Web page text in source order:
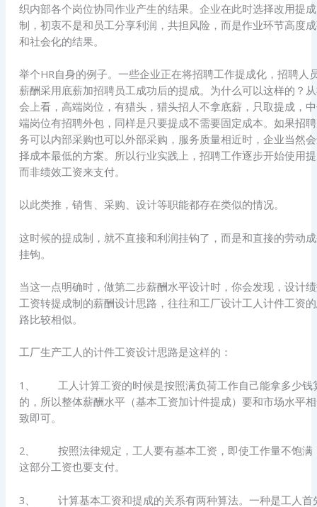
织内部各个岗位协同作业产生的结果。企业在此时选择改用提成
制，初衷不是和员工分享利润，共担风险，而是作业环节高度
和社会化的结果。
举个HR自身的例子。一些企业正在将招聘工作提成化，招聘人
薪酬采用底薪加招聘员工成功后的提成。为什么可以这样的？
会上看，高端岗位，有猎头，猎头招人不拿底薪，只取提成，
端岗位有招聘外包，同样是只要提成不需要固定成本。如果招
务可以内部采购也可以外部采购，服务质量相近时，企业当然
择成本最低的方案。所以行业实践上，招聘工作逐步开始使用
而非绩效工资来支付。
以此类推，销售、采购、设计等职能都存在类似的情况。
这时候的提成制，就不直接和利润挂钩了，而是和直接的劳动
挂钩。
当这一点明确时，做第二步薪酬水平设计时，你会发现，设计
工资转提成制的薪酬设计思路，往往和工厂设计工人计件工资
路比较相似。
工厂生产工人的计件工资设计思路是这样的：
1、 工人计算工资的时候是按照满负荷工作自己能拿多少钱
的，所以整体薪酬水平（基本工资加计件提成）要和市场水平
致即可。
2、 按照法律规定，工人要有基本工资，即使工作量不饱满
这部分工资也要支付。
3、 计算基本工资和提成的关系有两种算法。一种是工人首